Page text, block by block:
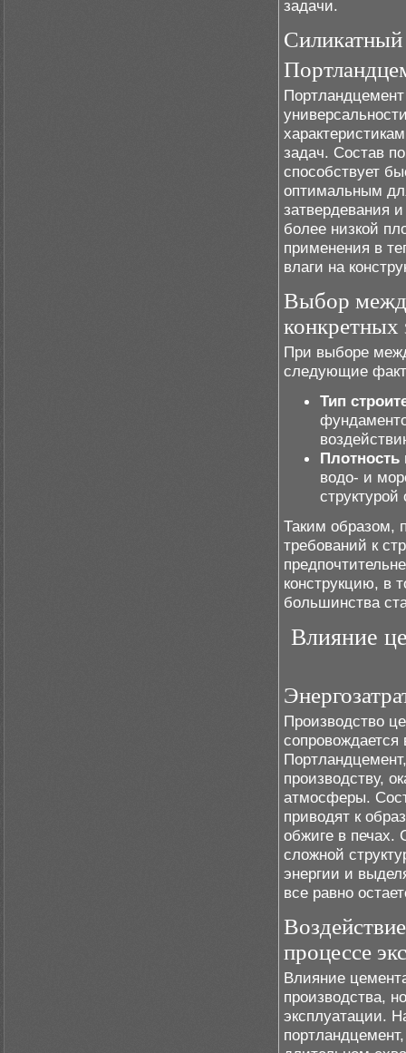
задачи.
задач. Состав
способствует
оптимальным
затвердевания
более низкой
применения в
влаги на
Выбор
конкретных
При выборе
следующие
Тип
Плотность
водо- и
Таким образом,
требований к
конструкцию, в
большинства
Влияние
Производство
сопровождается
производству,
атмосферы.
приводят к
обжиге в печах.
сложной
энергии и
все равно
процессе
Влияние
производства,
эксплуатации.